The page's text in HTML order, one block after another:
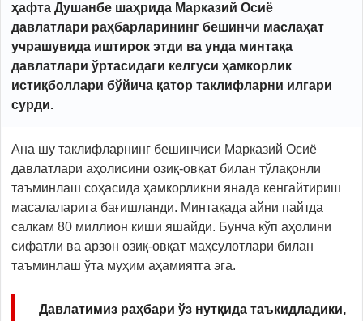
ҳафта Душанбе шаҳрида Марказий Осиё
давлатлари раҳбарларининг бешинчи маслаҳат
учрашувида иштирок этди ва унда минтақа
давлатлари ўртасидаги келгуси ҳамкорлик
истиқболлари бўйича қатор таклифларни илгари
сурди.
Ана шу таклифларнинг бешинчиси Марказий Осиё
давлатлари аҳолисини озиқ-овқат билан тўлақонли
таъминлаш соҳасида ҳамкорликни янада кенгайтириш
масалаларига бағишланди. Минтақада айни пайтда
салкам 80 миллион киши яшайди. Бунча кўп аҳолини
сифатли ва арзон озиқ-овқат маҳсулотлари билан
таъминлаш ўта муҳим аҳамиятга эга.
Давлатимиз раҳбари ўз нутқида таъкидладики,